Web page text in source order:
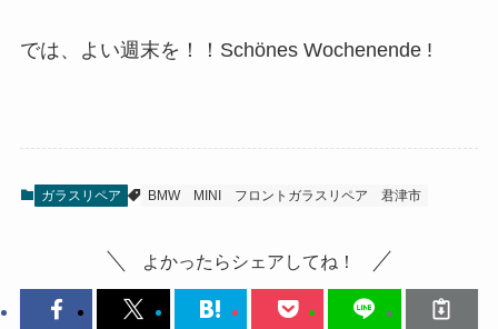
では、よい週末を！！Schönes Wochenende !
ガラスリペア BMW MINI フロントガラスリペア 君津市
よかったらシェアしてね！